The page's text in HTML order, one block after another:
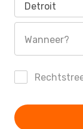
Detroit
Wanneer?